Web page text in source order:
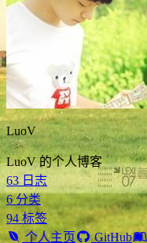
LuoV
LuoV 的个人博客
63 日志
6 分类
94 标签
个人主页
GitHub